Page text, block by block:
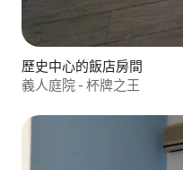
歷史中心的飯店房間
義人庭院 - 杯牌之王